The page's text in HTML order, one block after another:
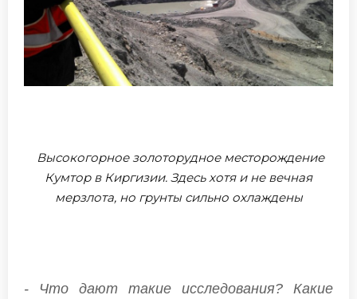
Высокогорное золоторудное месторождение
Кумтор в Киргизии. Здесь хотя и не вечная
мерзлота, но грунты сильно охлаждены
- Что дают такие исследования? Какие